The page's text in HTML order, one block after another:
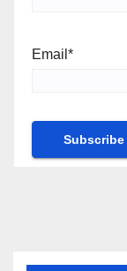
Email*